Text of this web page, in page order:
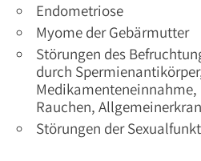
Endometriose
Myome der Gebärmutter
Störungen des
durch
Rauchen,
Störungen der